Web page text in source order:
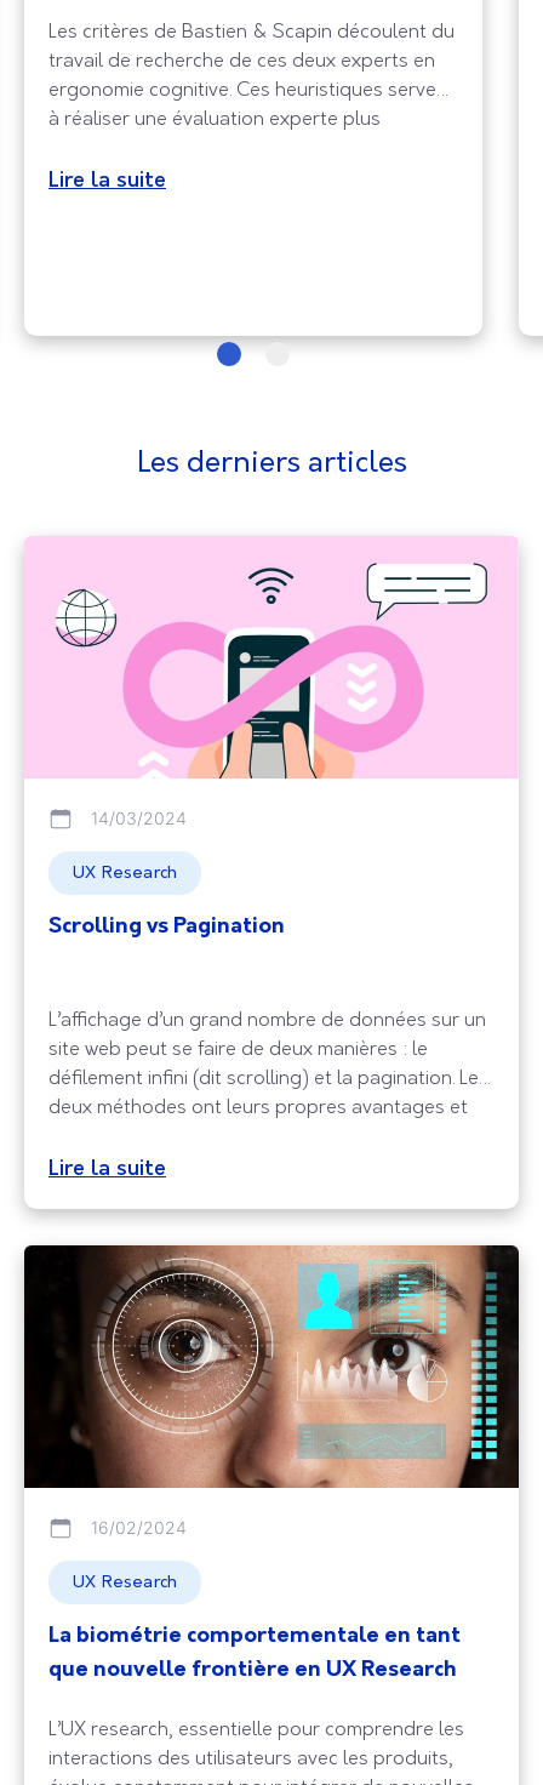
Les critères de Bastien & Scapin découlent du
travail de recherche de ces deux experts en
ergonomie cognitive. Ces heuristiques servent
à réaliser une évaluation experte plus
d’utilisabilité qui dégradent la performance de
Lire la suite
Les derniers articles
14/03/2024
UX Research
Scrolling vs Pagination
L’affichage d’un grand nombre de données sur un
site web peut se faire de deux manières : le
défilement infini (dit scrolling) et la pagination. Les
deux méthodes ont leurs propres avantages et
ce qui peut la rendre plus adaptée à un site web
Lire la suite
16/02/2024
UX Research
La biométrie comportementale en tant
que nouvelle frontière en UX Research
L’UX research, essentielle pour comprendre les
interactions des utilisateurs avec les produits,